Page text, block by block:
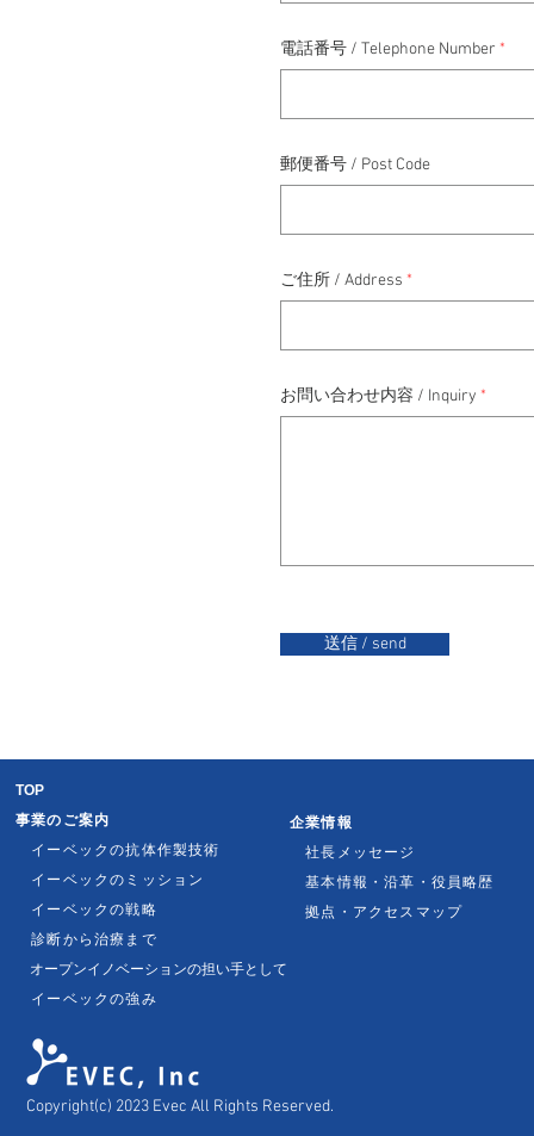
電話番号 / Telephone Number
郵便番号 / Post Code
ご住所 / Address
お問い合わせ内容 / Inquiry
送信 / send
TOP
事業のご案内
イーベックの抗体作製技術
イーベックのミッション
イーベックの戦略
診断から治療まで
オープンイノベーションの担い手として
イーベックの強み
企業情報
社長メッセージ
基本情報・沿革・役員略歴
拠点・アクセスマップ
Copyright(c) 2023 Evec All Rights Reserved.